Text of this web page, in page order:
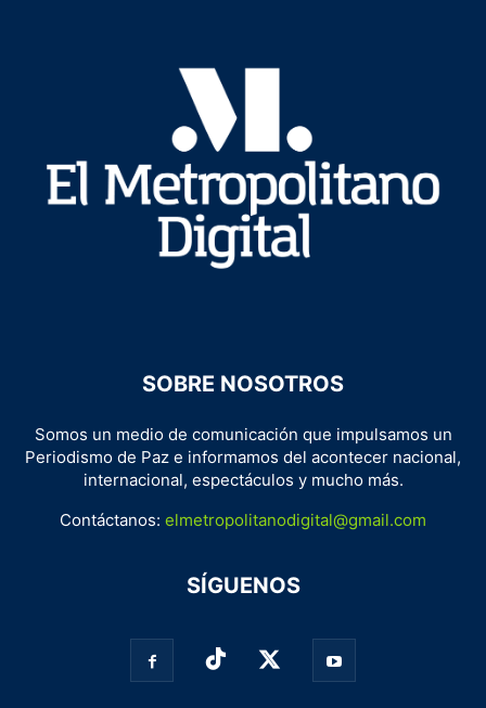
SOBRE NOSOTROS
Somos un medio de comunicación que impulsamos un
Periodismo de Paz e informamos del acontecer nacional,
internacional, espectáculos y mucho más.
Contáctanos: elmetropolitanodigital@gmail.com
SÍGUENOS